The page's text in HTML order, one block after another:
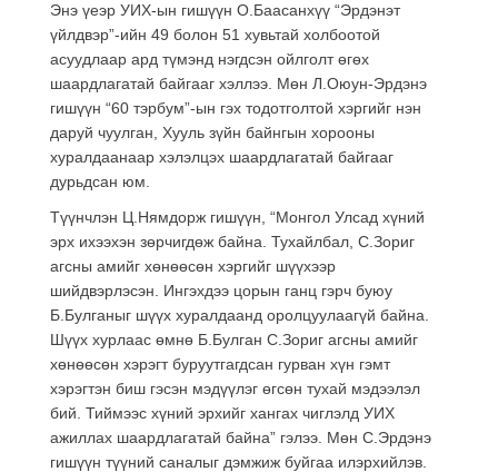
Энэ үеэр УИХ-ын гишүүн О.Баасанхүү “Эрдэнэт
үйлдвэр”-ийн 49 болон 51 хувьтай холбоотой
асуудлаар ард түмэнд нэгдсэн ойлголт өгөх
шаардлагатай байгааг хэллээ. Мөн Л.Оюун-Эрдэнэ
гишүүн “60 тэрбум”-ын гэх тодотголтой хэргийг нэн
даруй чуулган, Хууль зүйн байнгын хорооны
хуралдаанаар хэлэлцэх шаардлагатай байгааг
дурьдсан юм.
Түүнчлэн Ц.Нямдорж гишүүн, “Монгол Улсад хүний
эрх ихээхэн зөрчигдөж байна. Тухайлбал, С.Зориг
агсны амийг хөнөөсөн хэргийг шүүхээр
шийдвэрлэсэн. Ингэхдээ цорын ганц гэрч буюу
Б.Булганыг шүүх хуралдаанд оролцуулаагүй байна.
Шүүх хурлаас өмнө Б.Булган С.Зориг агсны амийг
хөнөөсөн хэрэгт буруутгагдсан гурван хүн гэмт
хэрэгтэн биш гэсэн мэдүүлэг өгсөн тухай мэдээлэл
бий. Тиймээс хүний эрхийг хангах чиглэлд УИХ
ажиллах шаардлагатай байна” гэлээ. Мөн С.Эрдэнэ
гишүүн түүний саналыг дэмжиж буйгаа илэрхийлэв.